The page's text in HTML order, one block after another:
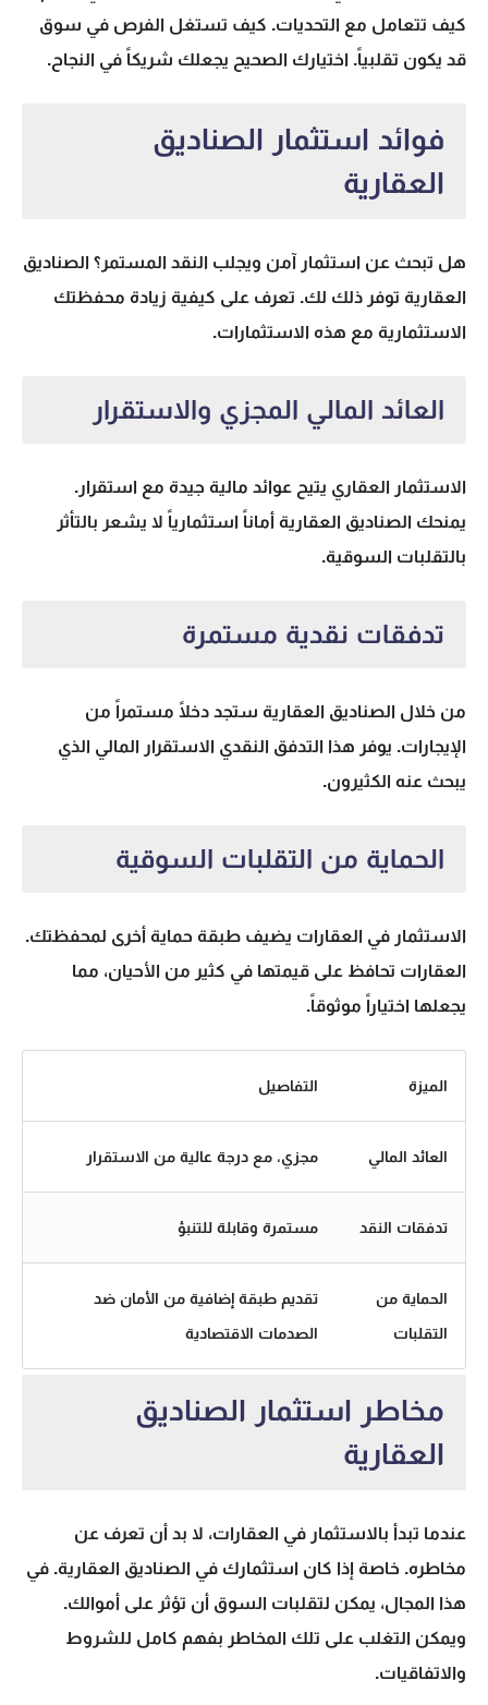
كيف تتعامل مع التحديات. كيف تستغل الفرص في سوق
قد يكون تقلبياً. اختيارك الصحيح يجعلك شريكاً في النجاح.
فوائد استثمار الصناديق
العقارية
هل تبحث عن استثمار آمن ويجلب النقد المستمر؟ الصناديق
العقارية توفر ذلك لك. تعرف على كيفية زيادة محفظتك
الاستثمارية مع هذه الاستثمارات.
العائد المالي المجزي والاستقرار
الاستثمار العقاري يتيح عوائد مالية جيدة مع استقرار.
يمنحك الصناديق العقارية أماناً استثمارياً لا يشعر بالتأثر
بالتقلبات السوقية.
تدفقات نقدية مستمرة
من خلال الصناديق العقارية ستجد دخلًا مستمراً من
الإيجارات. يوفر هذا التدفق النقدي الاستقرار المالي الذي
يبحث عنه الكثيرون.
الحماية من التقلبات السوقية
الاستثمار في العقارات يضيف طبقة حماية أخرى لمحفظتك.
العقارات تحافظ على قيمتها في كثير من الأحيان، مما
يجعلها اختياراً موثوقاً.
الميزة التفاصيل
العائد المالي مجزي، مع درجة عالية من الاستقرار
تدفقات النقد مستمرة وقابلة للتنبؤ
الحماية من
التقلبات
تقديم طبقة إضافية من الأمان ضد
الصدمات الاقتصادية
مخاطر استثمار الصناديق
العقارية
عندما تبدأ بالاستثمار في العقارات، لا بد أن تعرف عن
مخاطره. خاصة إذا كان استثمارك في الصناديق العقارية. في
هذا المجال، يمكن لتقلبات السوق أن تؤثر على أموالك.
ويمكن التغلب على تلك المخاطر بفهم كامل للشروط
والاتفاقيات.